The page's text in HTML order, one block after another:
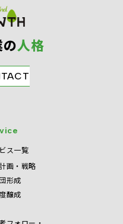
⼈格
ス一覧
画・戦略
形成
醸成